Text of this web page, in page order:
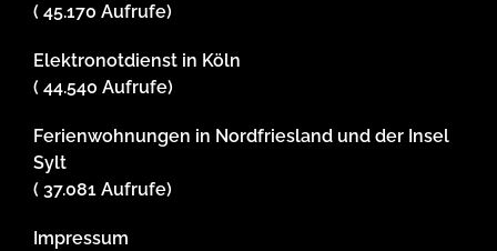
( 45.170 Aufrufe)
Elektronotdienst in Köln
( 44.540 Aufrufe)
Ferienwohnungen in Nordfriesland und der Insel
Sylt
( 37.081 Aufrufe)
Impressum